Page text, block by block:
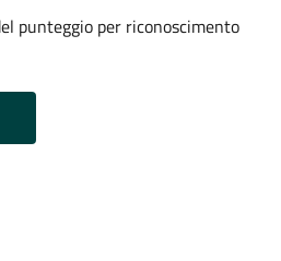
punteggio per riconoscimento